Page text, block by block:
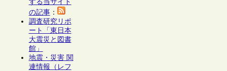
する当サイト
の記事：
調査研究リポ
ート「東日本
大震災と図書
館」
地震・災害 関
連情報（レフ